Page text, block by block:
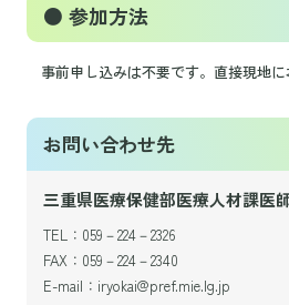
● 参加方法
事前申し込みは不要です。直接現地に
お問い合わせ先
三重県医療保健部医療人材課医
TEL：059－224－2326
FAX：059－224－2340
E-mail：iryokai@pref.mie.lg.jp